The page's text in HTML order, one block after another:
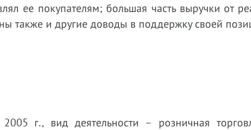
ее покупателям; большая часть выручки от
также и другие доводы в поддержку своей
г., вид деятельности – розничная